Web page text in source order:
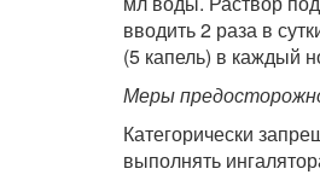
вводить 2 раза в
(5 капель) в каждый
Меры
Категорически
выполнять